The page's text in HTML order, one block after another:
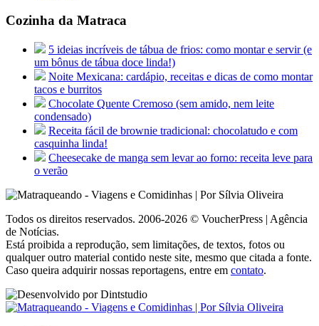
Cozinha da Matraca
5 ideias incríveis de tábua de frios: como montar e servir (e
um bônus de tábua doce linda!)
Noite Mexicana: cardápio, receitas e dicas de como montar
tacos e burritos
Chocolate Quente Cremoso (sem amido, nem leite
condensado)
Receita fácil de brownie tradicional: chocolatudo e com
casquinha linda!
Cheesecake de manga sem levar ao forno: receita leve para
o verão
Todos os direitos reservados. 2006-2026 © VoucherPress | Agência
de Notícias.
Está proibida a reprodução, sem limitações, de textos, fotos ou
qualquer outro material contido neste site, mesmo que citada a fonte.
Caso queira adquirir nossas reportagens, entre em contato.